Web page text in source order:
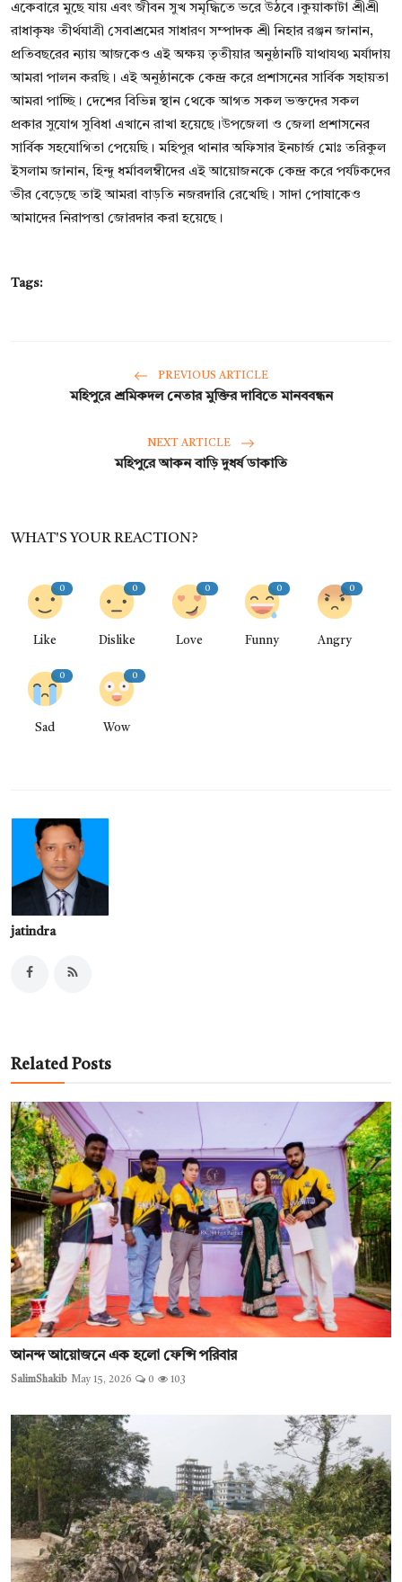
একেবারে মুছে যায় এবং জীবন সুখ সমৃদ্ধিতে ভরে উঠবে।কুয়াকাটা শ্রীশ্রী
রাধাকৃষ্ণ তীর্থযাত্রী সেবাশ্রমের সাধারণ সম্পাদক শ্রী নিহার রঞ্জন জানান,
প্রতিবছরের ন্যায় আজকেও এই অক্ষয় তৃতীয়ার অনুষ্ঠানটি যাথাযথ্য মর্যাদায়
আমরা পালন করছি। এই অনুষ্ঠানকে কেন্দ্র করে প্রশাসনের সার্বিক সহায়তা
আমরা পাচ্ছি। দেশের বিভিন্ন স্থান থেকে আগত সকল ভক্তদের সকল
প্রকার সুযোগ সুবিধা এখানে রাখা হয়েছে।উপজেলা ও জেলা প্রশাসনের
সার্বিক সহযোগিতা পেয়েছি। মহিপুর থানার অফিসার ইনচার্জ মোঃ তরিকুল
ইসলাম জানান, হিন্দু ধর্মাবলম্বীদের এই আয়োজনকে কেন্দ্র করে পর্যটকদের
ভীর বেড়েছে তাই আমরা বাড়তি নজরদারি রেখেছি। সাদা পোষাকেও
আমাদের নিরাপত্তা জোরদার করা হয়েছে।
Tags:
PREVIOUS ARTICLE
মহিপুরে শ্রমিকদল নেতার মুক্তির দাবিতে মানববন্ধন
NEXT ARTICLE
মহিপুরে আকন বাড়ি দুধর্ষ ডাকাতি
WHAT'S YOUR REACTION?
0
Like
0
Dislike
0
Love
0
Funny
0
Angry
0
Sad
0
Wow
jatindra
Related Posts
আনন্দ আয়োজনে এক হলো ফেন্সি পরিবার
SalimShakib May 15, 2026 0 103